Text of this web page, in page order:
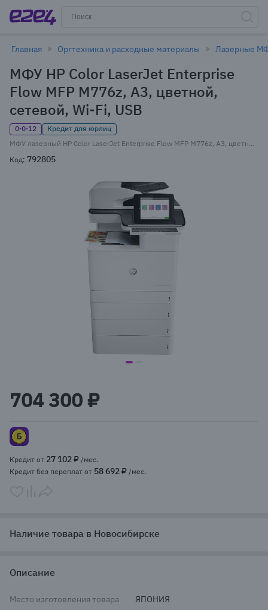
Главная Оргтехника и расходные материалы Лазерные
МФУ HP Color LaserJet Enterprise
Flow MFP M776z, A3, цветной,
сетевой, Wi-Fi, USB
0·0·12
Кредит для юрлиц
МФУ лазерный HP Color LaserJet Enterprise Flow MFP M776z, A3, цветной, 46стр/мин (A4 ч/б), 46стр/мин (A4 цв.), 26стр/мин (A3 ч/б), 26стр/мин (A3 цв.), 1200x1200dpi, дуплекс, ДАПД-200 листов, факс, сетевой, Wi-Fi, USB (3WT91A)
Код: 792805
item
of
2
704 300 ₽
Кредит от 27 102 ₽ /мес.
Кредит без переплат от 58 692 ₽ /мес.
Наличие товара в Новосибирске
Описание
Место изготовления товара
ЯПОНИЯ